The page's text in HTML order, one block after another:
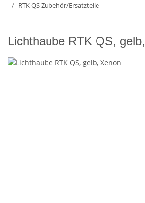
RTK QS Zubehör/Ersatzteile
Lichthaube RTK QS,